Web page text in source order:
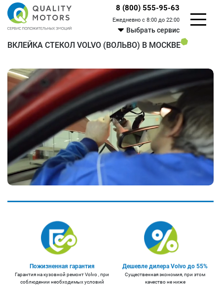
8 (800) 555-95-63
Ежедневно с 8:00 до 22:00
Выбрать сервис
ВКЛЕЙКА СТЕКОЛ VOLVO (ВОЛЬВО) В МОСКВЕ
Пожизненная гарантия
Гарантия на кузовной ремонт Volvo , при
соблюдении необходимых условий
Дешевле дилера Volvo до 55%
Существенная экономия, при этом
качество не ниже